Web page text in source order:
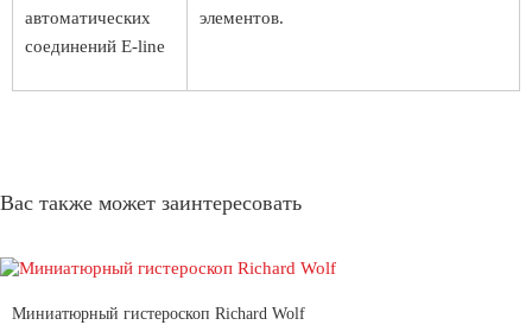
автоматических
соединений E-line
элементов.
Вас также может заинтересовать
Миниатюрный гистероскоп Richard Wolf